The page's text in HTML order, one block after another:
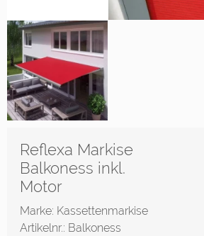
Reflexa Markise
Balkoness inkl.
Motor
Marke: Kassettenmarkise
Artikelnr.: Balkoness